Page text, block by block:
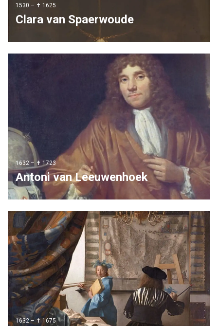
1530 – ✝ 1625
Clara van Spaerwoude
1632 – ✝ 1723
Antoni van Leeuwenhoek
1632 – ✝ 1675